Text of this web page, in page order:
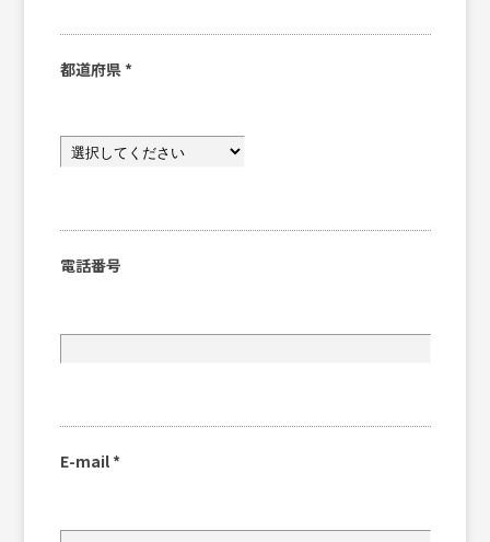
都道府県 *
電話番号
E-mail *